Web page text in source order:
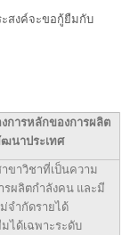
สงค์จะขอกู้ยืมกับ
การหลักของการผลิต
นาประเทศ
ขาวิชาที่เป็นความ
ผลิตกำลังคน และมี
จำกัดรายได้
ได้เฉพาะระดับ